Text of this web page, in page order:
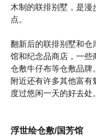
木制的联排别墅，是
点。
翻新后的联排别墅和仓
馆和纪念品商店，一些
仓敷牛仔布等仓敷品牌
附近还有许多其他富
度过悠闲一天的好去处
浮世绘仓敷/国芳馆